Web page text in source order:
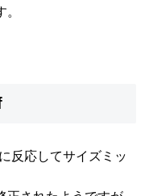
反応してサイズミッ